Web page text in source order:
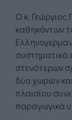
Ο κ.
καθηκόντων
συστηματικά
στενότερων
δύο χωρών
πλαισίου
παραγωγικά